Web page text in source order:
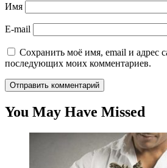
Имя
E-mail
Сохранить моё имя, email и адрес
последующих моих комментариев.
You May Have Missed